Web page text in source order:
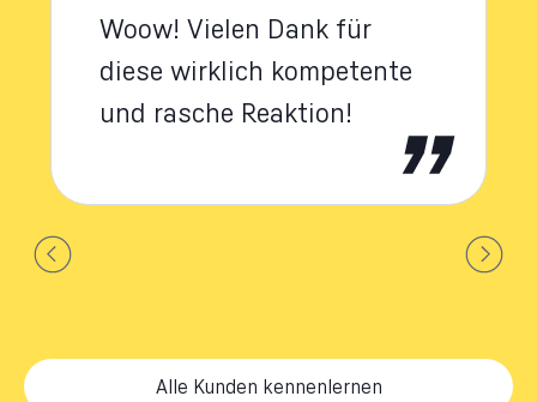
Woow! Vielen Dank für
diese wirklich kompetente
und rasche Reaktion!
Alle Kunden kennenlernen